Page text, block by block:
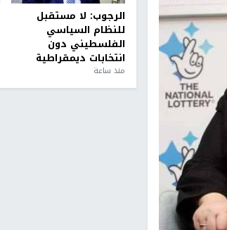
الرجوب: لا مستقبل
للنظام السياسي
الفلسطيني دون
انتخابات ديمقراطية
منذ ساعة